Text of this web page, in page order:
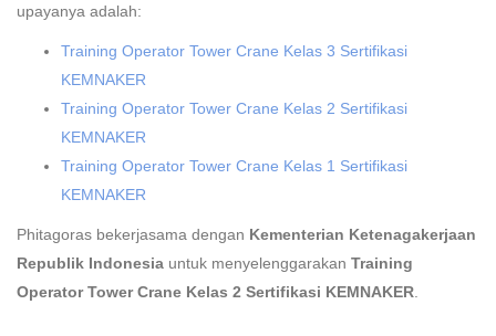
upayanya adalah:
Training Operator Tower Crane Kelas 3 Sertifikasi
KEMNAKER
Training Operator Tower Crane Kelas 2 Sertifikasi
KEMNAKER
Training Operator Tower Crane Kelas 1 Sertifikasi
KEMNAKER
Phitagoras bekerjasama dengan Kementerian Ketenagakerjaan
Republik Indonesia untuk menyelenggarakan Training
Operator Tower Crane Kelas 2 Sertifikasi KEMNAKER